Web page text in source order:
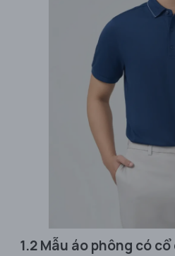
1.2 Mẫu áo phông có